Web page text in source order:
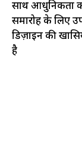
साथ आधुनिकता
समारोह के लिए
डिज़ाइन की
है